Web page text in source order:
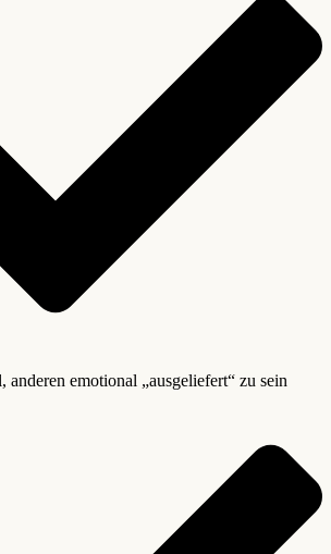
anderen emotional „ausgeliefert“ zu sein